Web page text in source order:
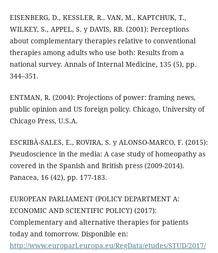
EISENBERG, D., KESSLER, R., VAN, M., KAPTCHUK, T.,
WILKEY, S., APPEL, S. y DAVIS, RB. (2001): Perceptions
about complementary therapies relative to conventional
therapies among adults who use both: Results from a
national survey. Annals of Internal Medicine, 135 (5), pp.
344–351.
ENTMAN, R. (2004): Projections of power: framing news,
public opinion and US foreign policy. Chicago, University of
Chicago Press, U.S.A.
ESCRIBÀ-SALES, E., ROVIRA, S. y ALONSO-MARCO, F. (2015):
Pseudoscience in the media: A case study of homeopathy as
covered in the Spanish and British press (2009-2014).
Panacea, 16 (42), pp. 177-183.
EUROPEAN PARLIAMENT (POLICY DEPARTMENT A:
ECONOMIC AND SCIENTIFIC POLICY) (2017):
Complementary and alternative therapies for patients
today and tomorrow. Disponible en:
http://www.europarl.europa.eu/RegData/etudes/STUD/2017/